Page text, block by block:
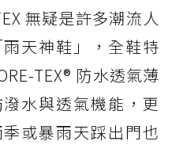
無疑是許多潮流人
天神鞋」，全鞋特
TEX® 防水透氣薄
水與透氣機能，更
或暴雨天踩出門也